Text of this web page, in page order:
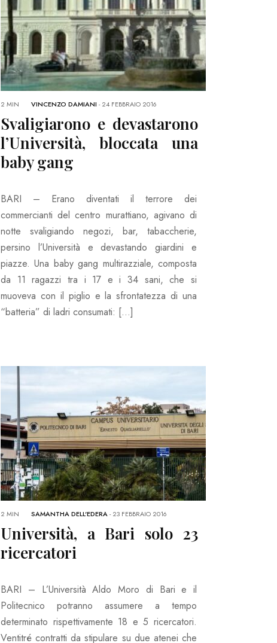
VINCENZO DAMIANI -24 FEBBRAIO 2016
2 MIN
Svaligiarono e devastarono
l’Università, bloccata una
baby gang
BARI – Erano diventati il terrore dei
commercianti del centro murattiano, agivano di
notte svaligiando negozi, bar, tabaccherie,
persino l’Università e devastando giardini e
piazze. Una baby gang multirazziale, composta
da 11 ragazzi tra i 17 e i 34 sani, che si
muoveva con il piglio e la sfrontatezza di una
“batteria” di ladri consumati: […]
SAMANTHA DELL'EDERA-23 FEBBRAIO 2016
2 MIN
Università, a Bari solo 23
ricercatori
BARI – L’Università Aldo Moro di Bari e il
Politecnico potranno assumere a tempo
determinato rispettivamente 18 e 5 ricercatori.
Ventitré contratti da stipulare su due atenei che